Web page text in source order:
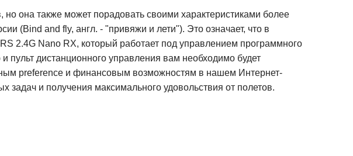
она также может порадовать своими характеристиками более
(Bind and fly, англ. - "привяжи и лети"). Это означает, что в
2.4G Nano RX, который работает под управлением программного
пульт дистанционного управления вам необходимо будет
preference и финансовым возможностям в нашем Интернет-
и получения максимального удовольствия от полетов.